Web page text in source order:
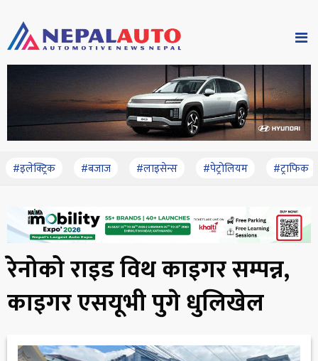
#इलेक्ट्रिक #बजाज #लाइसेन्स #पेट्रोलियम #ट्राफिक
रेनोको राइड विथ काइगर सम्पन्न,
काइगर एसयूभी पुगे धुलिखेल